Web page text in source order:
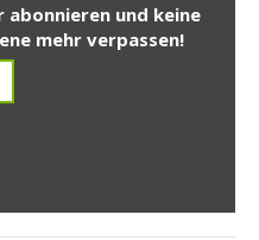
und keine
mehr verpassen!